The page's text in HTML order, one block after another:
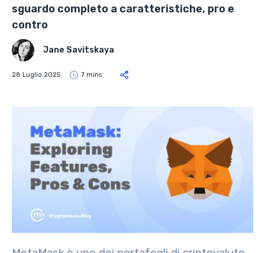
sguardo completo a caratteristiche, pro e
contro
Jane Savitskaya
28 Luglio 2025 7 mins